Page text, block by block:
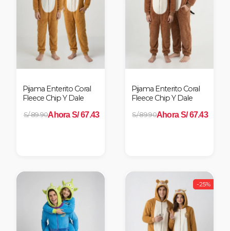
Pijama Enterito Coral
Fleece Chip Y Dale
S/ 89.90Ahora S/ 67.43
Pijama Enterito Coral
Fleece Chip Y Dale
S/ 89.90Ahora S/ 67.43
-25%